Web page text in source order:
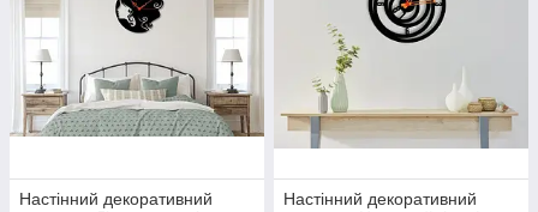
Настінний декоративний
Настінний декоративний